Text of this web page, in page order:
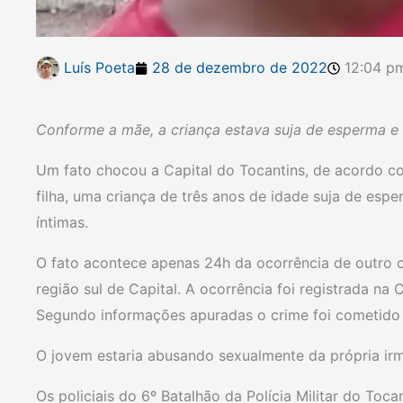
Luís Poeta 28 de dezembro de 2022 12:04
Conforme a mãe, a criança estava suja de esperma
Um fato chocou a Capital do Tocantins, de acordo
filha, uma criança de três anos de idade suja de
íntimas.
O fato acontece apenas 24h da ocorrência de outro
região sul de Capital. A ocorrência foi registrada na
Segundo informações apuradas o crime foi
O jovem estaria abusando sexualmente da própria
Os policiais do 6º Batalhão da Polícia Militar do